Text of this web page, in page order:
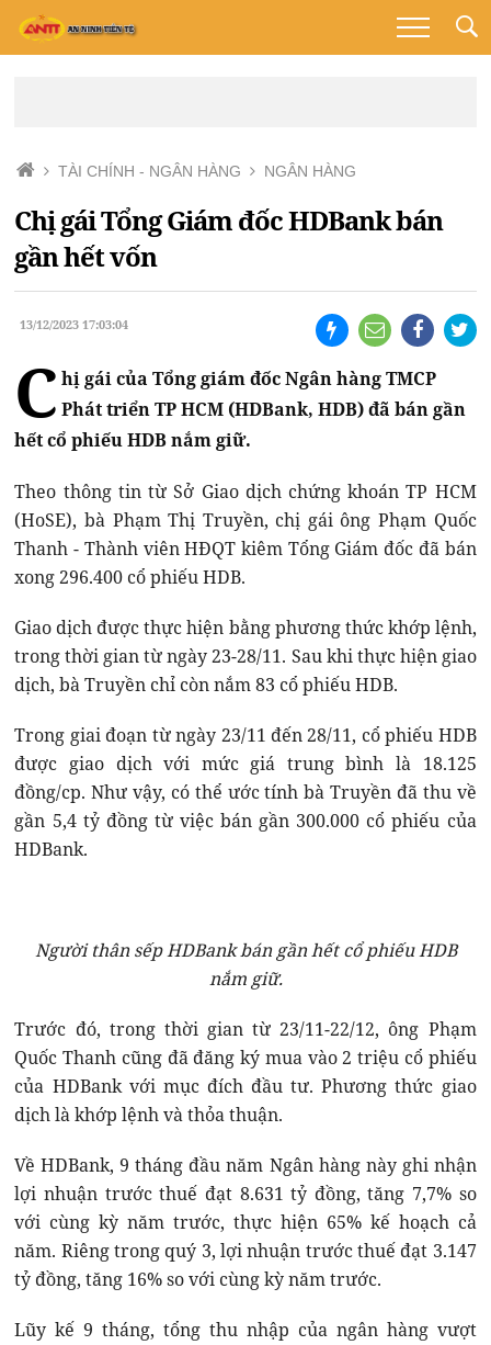
TÀI CHÍNH - NGÂN HÀNG NGÂN HÀNG
Chị gái Tổng Giám đốc HDBank bán
gần hết vốn
13/12/2023 17:03:04
C hị gái của Tổng giám đốc Ngân hàng TMCP
Phát triển TP HCM (HDBank, HDB) đã bán gần
hết cổ phiếu HDB nắm giữ.
Theo thông tin từ Sở Giao dịch chứng khoán TP HCM
(HoSE), bà Phạm Thị Truyền, chị gái ông Phạm Quốc
Thanh - Thành viên HĐQT kiêm Tổng Giám đốc đã bán
xong 296.400 cổ phiếu HDB.
Giao dịch được thực hiện bằng phương thức khớp lệnh,
trong thời gian từ ngày 23-28/11. Sau khi thực hiện giao
dịch, bà Truyền chỉ còn nắm 83 cổ phiếu HDB.
Trong giai đoạn từ ngày 23/11 đến 28/11, cổ phiếu HDB
được giao dịch với mức giá trung bình là 18.125
đồng/cp. Như vậy, có thể ước tính bà Truyền đã thu về
gần 5,4 tỷ đồng từ việc bán gần 300.000 cổ phiếu của
HDBank.
Người thân sếp HDBank bán gần hết cổ phiếu HDB
nắm giữ.
Trước đó, trong thời gian từ 23/11-22/12, ông Phạm
Quốc Thanh cũng đã đăng ký mua vào 2 triệu cổ phiếu
của HDBank với mục đích đầu tư. Phương thức giao
dịch là khớp lệnh và thỏa thuận.
Về HDBank, 9 tháng đầu năm Ngân hàng này ghi nhận
lợi nhuận trước thuế đạt 8.631 tỷ đồng, tăng 7,7% so
với cùng kỳ năm trước, thực hiện 65% kế hoạch cả
năm. Riêng trong quý 3, lợi nhuận trước thuế đạt 3.147
tỷ đồng, tăng 16% so với cùng kỳ năm trước.
Lũy kế 9 tháng, tổng thu nhập của ngân hàng vượt